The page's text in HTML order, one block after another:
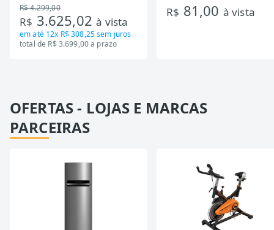
Tecnologia Inverter, Branco,
Bivolt
R$ 4.299,00
R$ 3.625,02à vista
em até 12x R$ 308,25sem juros
total de R$ 3.699,00 a prazo
R$ 81,00 à vista
OFERTAS - LOJAS E MARCAS
PARCEIRAS